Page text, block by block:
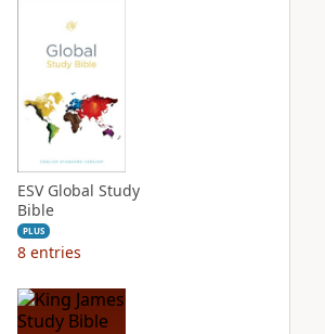
ESV Global Study
Bible
PLUS
8 entries